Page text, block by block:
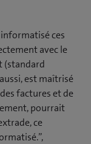
ces
avec le
(standard
est maîtrisé
factures et de
pourrait
ce